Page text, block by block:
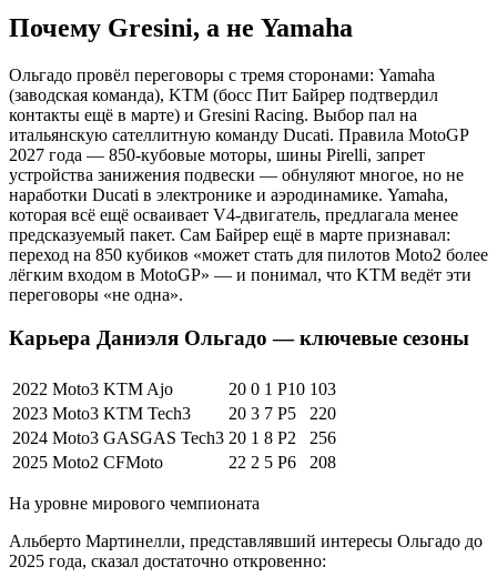
Почему Gresini, а не Yamaha
Ольгадо провёл переговоры с тремя сторонами: Yamaha
(заводская команда), KTM (босс Пит Байрер подтвердил
контакты ещё в марте) и Gresini Racing. Выбор пал на
итальянскую сателлитную команду Ducati. Правила MotoGP
2027 года — 850-кубовые моторы, шины Pirelli, запрет
устройства занижения подвески — обнуляют многое, но не
наработки Ducati в электронике и аэродинамике. Yamaha,
которая всё ещё осваивает V4-двигатель, предлагала менее
предсказуемый пакет. Сам Байрер ещё в марте признавал:
переход на 850 кубиков «может стать для пилотов Moto2 более
лёгким входом в MotoGP» — и понимал, что KTM ведёт эти
переговоры «не одна».
Карьера Даниэля Ольгадо — ключевые сезоны
2022 Moto3 KTM Ajo 20 0 1 P10 103
2023 Moto3 KTM Tech3 20 3 7 P5
220
2024 Moto3 GASGAS Tech3 20 1 8 P2
256
2025 Moto2 CFMoto 22 2 5 P6 208
На уровне мирового чемпионата
Альберто Мартинелли, представлявший интересы Ольгадо до
2025 года, сказал достаточно откровенно: